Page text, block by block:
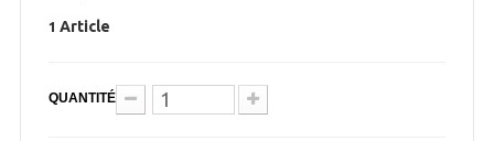
1 Article
QUANTITÉ